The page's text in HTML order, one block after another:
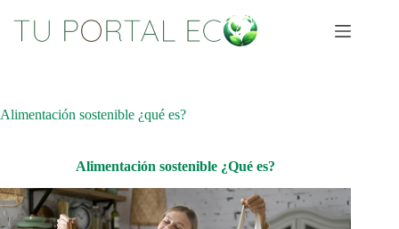
contenido
Alimentación sostenible ¿qué es?
Alimentación sostenible ¿Qué es?